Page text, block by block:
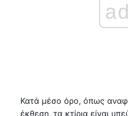
ad
Κατά μέσο όρο, όπως
έκθεση, τα κτίρια είναι